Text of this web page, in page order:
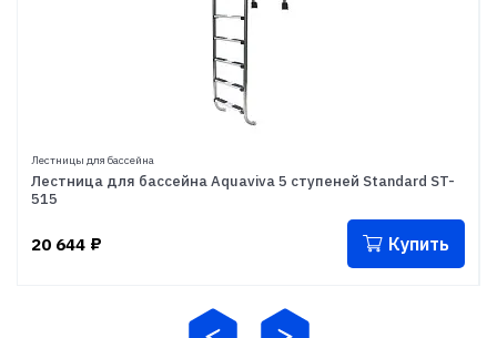
Лестницы для бассейна
Лестница для бассейна Aquaviva 5 ступеней Standard ST-
515
20 644 ₽ Купить